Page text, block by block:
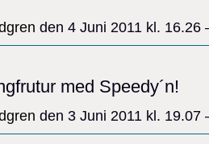
den 4 Juni 2011 kl.
med Speedy´n!
den 3 Juni 2011 kl.